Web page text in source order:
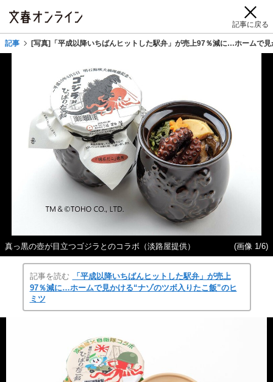
記事に戻る
記事 [写真]「平成以降いちばんヒットした駅弁」が売上97％減に…ホームで
真っ黒の壺が目立つゴジラとのコラボ（淡路屋提供） (画像 1/6)
記事を読む
「平成以降いちばんヒットした駅弁」が売上
97％減に…ホームで見かける“ナゾのツボ入りたこ飯”のヒ
ミツ